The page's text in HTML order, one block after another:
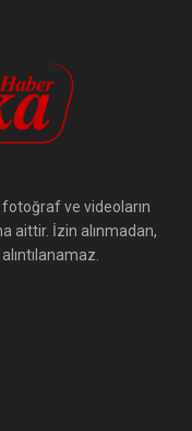
fotoğraf ve videoların
aittir. İzin alınmadan,